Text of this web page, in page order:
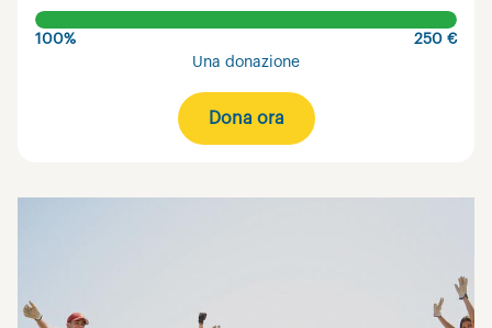
100%
250 €
Una donazione
Dona ora